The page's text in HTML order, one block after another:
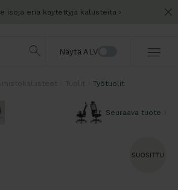
isoja eriä käytettyjä kalusteita
Näytä ALV
Työtuolit
Seuraava tuote